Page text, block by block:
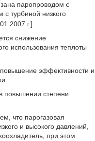
паропроводом с
с турбиной низкого
г.].
снижение
использования теплоты
эффективности и
повышении степени
что парогазовая
и высокого давлений,
при этом